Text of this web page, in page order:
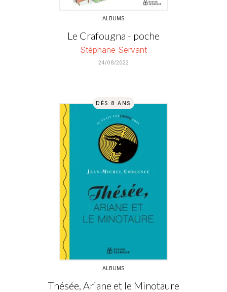
ALBUMS
Le Crafougna - poche
Stéphane Servant
24/08/2022
DÈS 8 ANS
ALBUMS
Thésée, Ariane et le Minotaure